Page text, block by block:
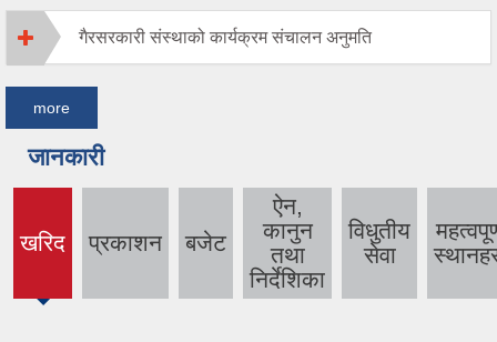
गैरसरकारी संस्थाको कार्यक्रम संचालन अनुमति
more
जानकारी
खरिद
(active
प्रकाशन बजेट
ऐन,
कानुन
तथा
निर्देशिका
विधुतीय
सेवा